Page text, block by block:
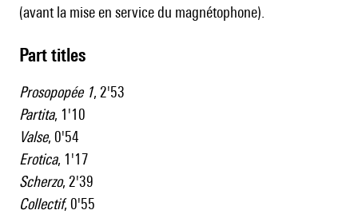
(avant la mise en service du magnétophone).
Part titles
Prosopopée 1, 2'53
Partita, 1'10
Valse, 0'54
Erotica, 1'17
Scherzo, 2'39
Collectif, 0'55